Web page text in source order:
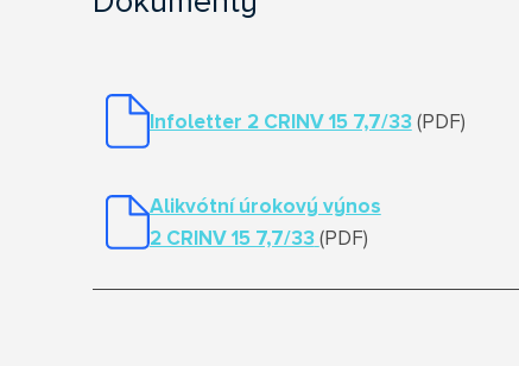
Infoletter 2 CRINV 15 7,7/33(PDF)
Alikvótní úrokový výnos
2 CRINV 15 7,7/33 (PDF)